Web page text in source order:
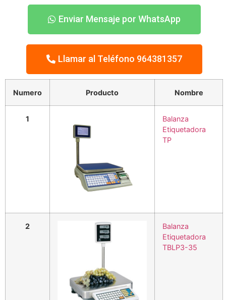
Enviar Mensaje por WhatsApp
Llamar al Teléfono 964381357
Numero Producto Nombre
1
Balanza
Etiquetadora
TP
2
Balanza
Etiquetadora
TBLP3-35